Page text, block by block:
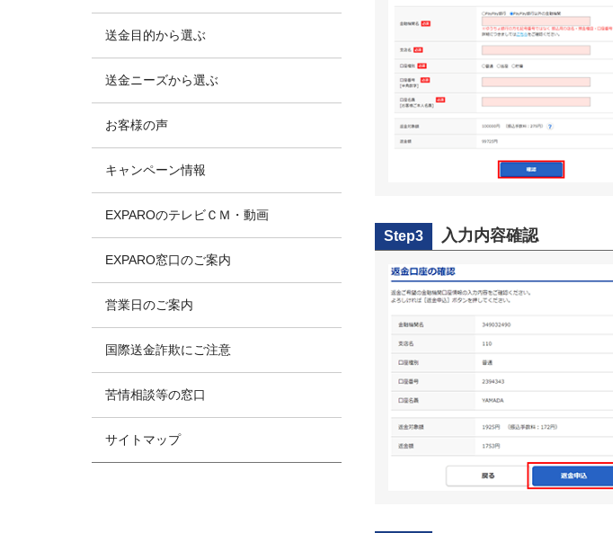
Step3 入力内容確認
送金目的から選ぶ
送金ニーズから選ぶ
お客様の声
キャンペーン情報
EXPAROのテレビＣＭ・動画
EXPARO窓口のご案内
営業日のご案内
国際送金詐欺にご注意
苦情相談等の窓口
サイトマップ